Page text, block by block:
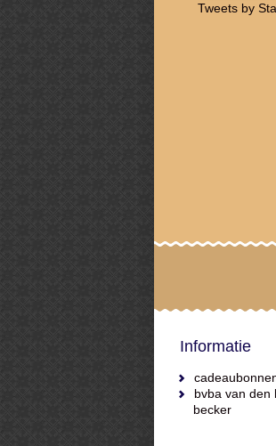
Tweets by
Informatie
bvba van den
becker